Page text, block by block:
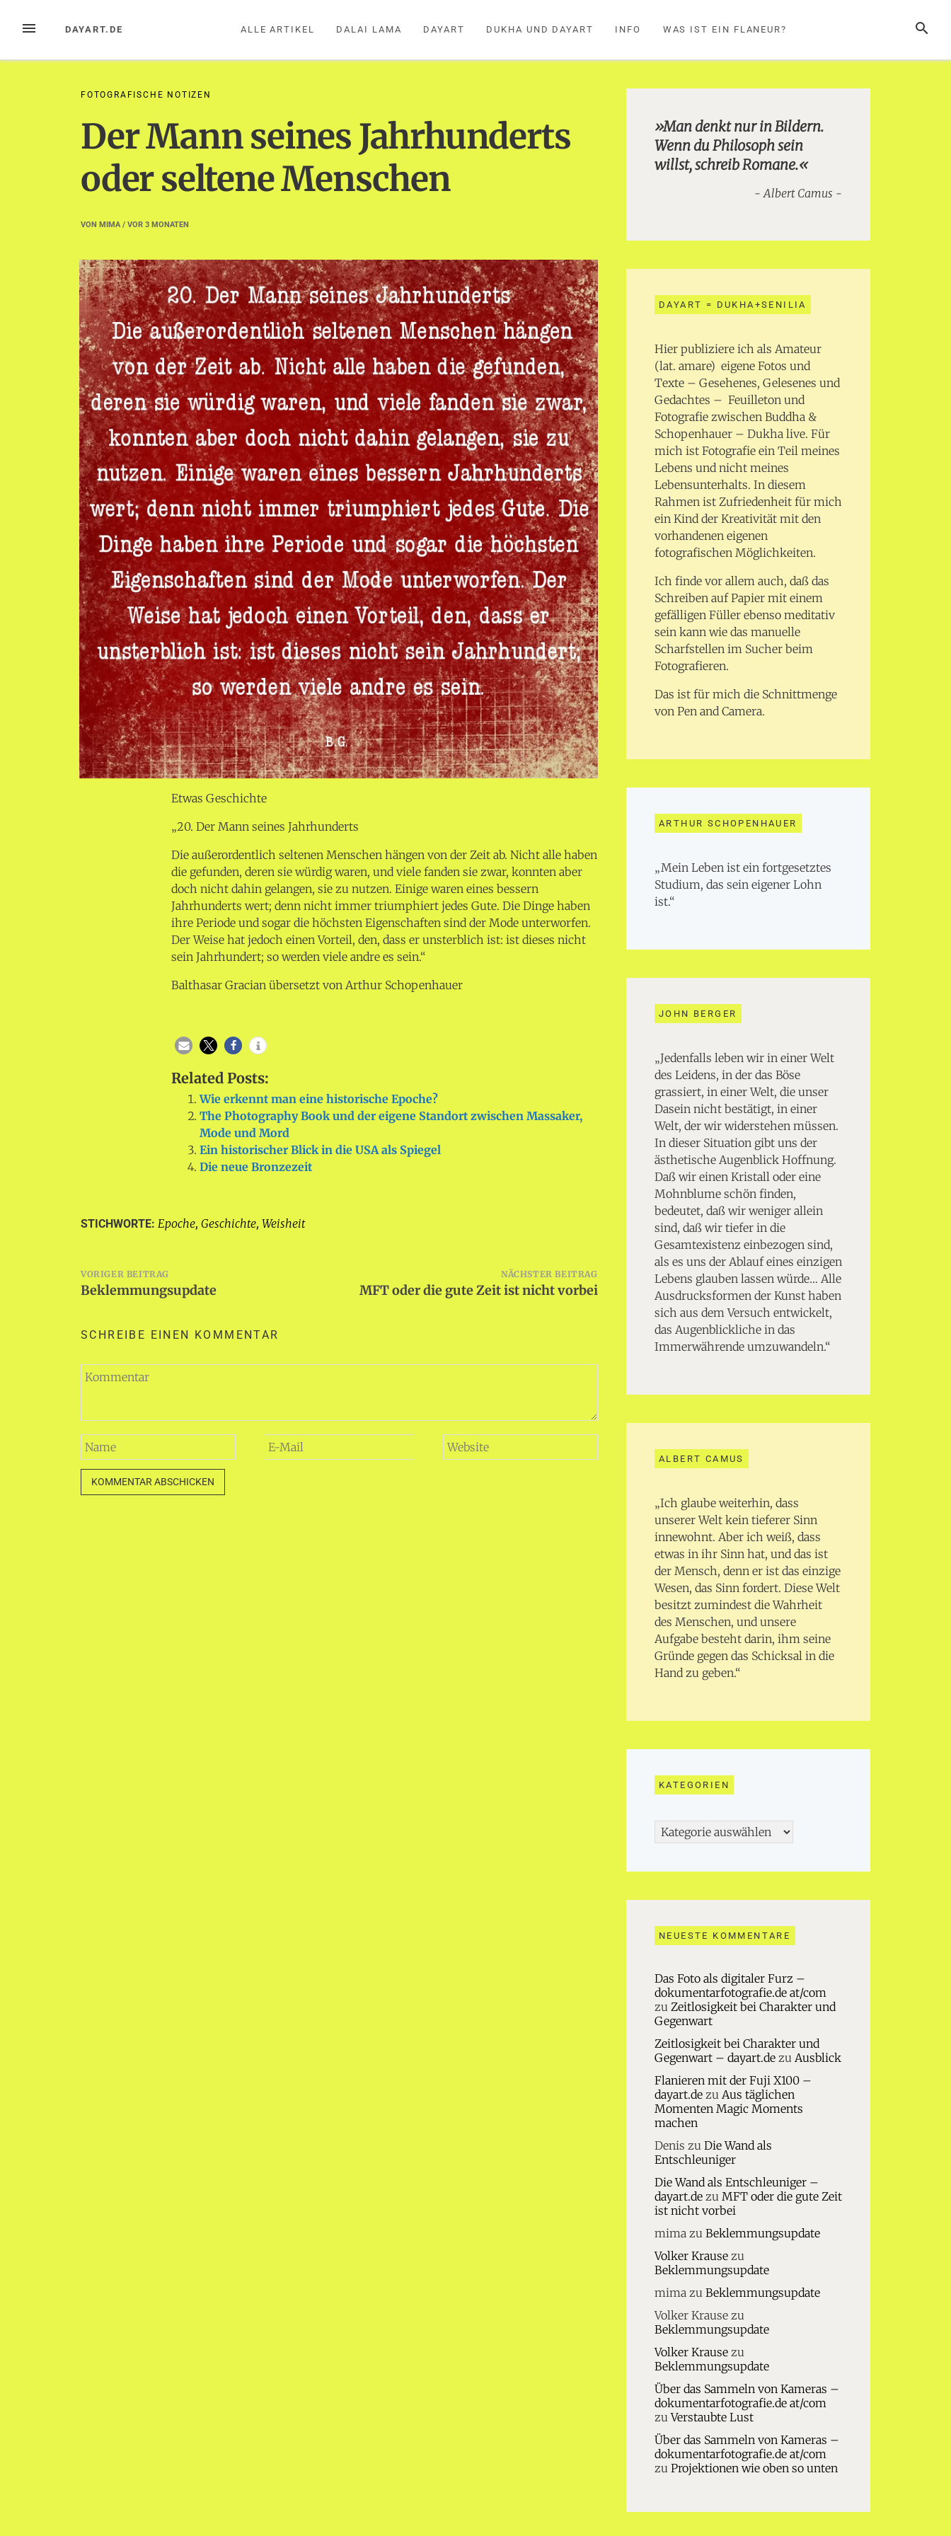
InhaltMENÜ SUCHE
DAYART.DE ALLE ARTIKEL DALAI LAMA DAYART DUKHA UND DAYART INFO WAS IST EIN FLANEUR?
FOTOGRAFISCHE NOTIZEN
Der Mann seines Jahrhunderts
oder seltene Menschen
VON MIMA/ VOR 3 MONATEN
Etwas Geschichte
„20. Der Mann seines Jahrhunderts
Die außerordentlich seltenen Menschen hängen von der Zeit ab. Nicht alle haben
die gefunden, deren sie würdig waren, und viele fanden sie zwar, konnten aber
doch nicht dahin gelangen, sie zu nutzen. Einige waren eines bessern
Jahrhunderts wert; denn nicht immer triumphiert jedes Gute. Die Dinge haben
ihre Periode und sogar die höchsten Eigenschaften sind der Mode unterworfen.
Der Weise hat jedoch einen Vorteil, den, dass er unsterblich ist: ist dieses nicht
sein Jahrhundert; so werden viele andre es sein.“
Balthasar Gracian übersetzt von Arthur Schopenhauer
Related Posts:
Wie erkennt man eine historische Epoche?
The Photography Book und der eigene Standort zwischen Massaker,
Mode und Mord
Ein historischer Blick in die USA als Spiegel
Die neue Bronzezeit
STICHWORTE: Epoche, Geschichte, Weisheit
Beitragsnavigation
VORIGER BEITRAG
Beklemmungsupdate
NÄCHSTER BEITRAG
MFT oder die gute Zeit ist nicht vorbei
SCHREIBE EINEN KOMMENTAR
»Man denkt nur in Bildern.
Wenn du Philosoph sein
willst, schreib Romane.«
Albert Camus
DAYART = DUKHA+SENILIA
Hier publiziere ich als Amateur
(lat. amare) eigene Fotos und
Texte – Gesehenes, Gelesenes und
Gedachtes – Feuilleton und
Fotografie zwischen Buddha &
Schopenhauer – Dukha live. Für
mich ist Fotografie ein Teil meines
Lebens und nicht meines
Lebensunterhalts. In diesem
Rahmen ist Zufriedenheit für mich
ein Kind der Kreativität mit den
vorhandenen eigenen
fotografischen Möglichkeiten.
Ich finde vor allem auch, daß das
Schreiben auf Papier mit einem
gefälligen Füller ebenso meditativ
sein kann wie das manuelle
Scharfstellen im Sucher beim
Fotografieren.
Das ist für mich die Schnittmenge
von Pen and Camera.
ARTHUR SCHOPENHAUER
„Mein Leben ist ein fortgesetztes
Studium, das sein eigener Lohn
ist.“
JOHN BERGER
„Jedenfalls leben wir in einer Welt
des Leidens, in der das Böse
grassiert, in einer Welt, die unser
Dasein nicht bestätigt, in einer
Welt, der wir widerstehen müssen.
In dieser Situation gibt uns der
ästhetische Augenblick Hoffnung.
Daß wir einen Kristall oder eine
Mohnblume schön finden,
bedeutet, daß wir weniger allein
sind, daß wir tiefer in die
Gesamtexistenz einbezogen sind,
als es uns der Ablauf eines einzigen
Lebens glauben lassen würde… Alle
Ausdrucksformen der Kunst haben
sich aus dem Versuch entwickelt,
das Augenblickliche in das
Immerwährende umzuwandeln.“
ALBERT CAMUS
„Ich glaube weiterhin, dass
unserer Welt kein tieferer Sinn
innewohnt. Aber ich weiß, dass
etwas in ihr Sinn hat, und das ist
der Mensch, denn er ist das einzige
Wesen, das Sinn fordert. Diese Welt
besitzt zumindest die Wahrheit
des Menschen, und unsere
Aufgabe besteht darin, ihm seine
Gründe gegen das Schicksal in die
Hand zu geben.“
KATEGORIEN
Kategorien
NEUESTE KOMMENTARE
Das Foto als digitaler Furz –
dokumentarfotografie.de at/com
zu Zeitlosigkeit bei Charakter und
Gegenwart
Zeitlosigkeit bei Charakter und
Gegenwart – dayart.dezu Ausblick
Flanieren mit der Fuji X100 –
dayart.dezu Aus täglichen
Momenten Magic Moments
machen
Denis zu Die Wand als
Entschleuniger
Die Wand als Entschleuniger –
dayart.dezu MFT oder die gute Zeit
ist nicht vorbei
mimazu Beklemmungsupdate
Volker Krausezu
Beklemmungsupdate
mimazu Beklemmungsupdate
Volker Krausezu
Beklemmungsupdate
Volker Krausezu
Beklemmungsupdate
Über das Sammeln von Kameras –
dokumentarfotografie.de at/com
zuVerstaubte Lust
Über das Sammeln von Kameras –
dokumentarfotografie.de at/com
zu Projektionen wie oben so unten